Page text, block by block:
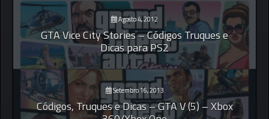
Agosto 4, 2012
GTA Vice City Stories – Códigos Truques e
Dicas para PS2
Setembro 16, 2013
Códigos, Truques e Dicas – GTA V (5) – Xbox